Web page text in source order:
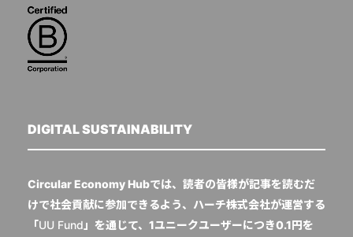
DIGITAL SUSTAINABILITY
Circular Economy Hubでは、読者の皆様が記事を読むだ
けで社会貢献に参加できるよう、ハーチ株式会社が運営する
「UU Fund 」を通じて、1ユニークユーザーにつき0.1円を